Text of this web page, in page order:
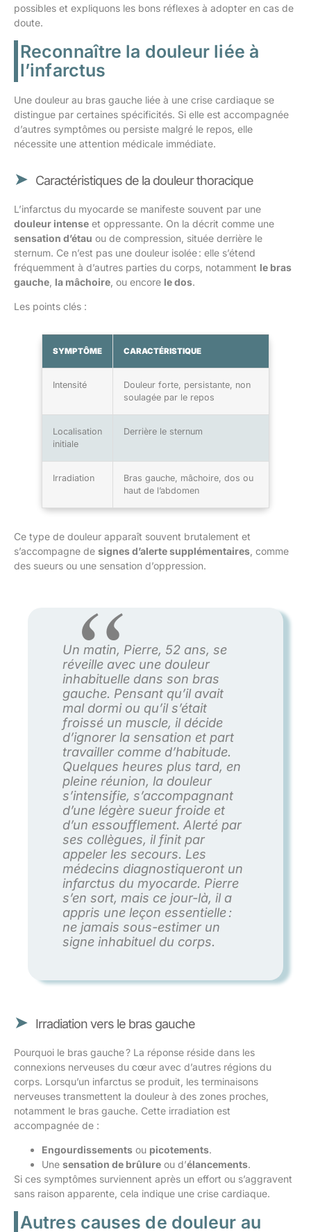
possibles et expliquons les bons réflexes à adopter en cas de
doute.
Reconnaître la douleur liée à
l’infarctus
Une douleur au bras gauche liée à une crise cardiaque se
distingue par certaines spécificités. Si elle est accompagnée
d’autres symptômes ou persiste malgré le repos, elle
nécessite une attention médicale immédiate.
Caractéristiques de la douleur thoracique
L’infarctus du myocarde se manifeste souvent par une
douleur intense et oppressante. On la décrit comme une
sensation d’étau ou de compression, située derrière le
sternum. Ce n’est pas une douleur isolée : elle s’étend
fréquemment à d’autres parties du corps, notamment le bras
gauche la mâchoire , ou encore le dos.
Les points clés :
SYMPTÔME CARACTÉRISTIQUE
Intensité
Douleur forte, persistante, non
soulagée par le repos
Localisation
initiale
Derrière le sternum
Irradiation
Bras gauche, mâchoire, dos ou
haut de l’abdomen
Ce type de douleur apparaît souvent brutalement et
s’accompagne de signes d’alerte supplémentaires , comme
des sueurs ou une sensation d’oppression.
Un matin, Pierre, 52 ans, se
réveille avec une douleur
inhabituelle dans son bras
gauche. Pensant qu’il avait
mal dormi ou qu’il s’était
froissé un muscle, il décide
d’ignorer la sensation et part
travailler comme d’habitude.
Quelques heures plus tard, en
pleine réunion, la douleur
s’intensifie, s’accompagnant
d’une légère sueur froide et
d’un essoufflement. Alerté par
ses collègues, il finit par
appeler les secours. Les
médecins diagnostiqueront un
infarctus du myocarde. Pierre
s’en sort, mais ce jour-là, il a
appris une leçon essentielle :
ne jamais sous-estimer un
signe inhabituel du corps.
Irradiation vers le bras gauche
Pourquoi le bras gauche ? La réponse réside dans les
connexions nerveuses du cœur avec d’autres régions du
corps. Lorsqu’un infarctus se produit, les terminaisons
nerveuses transmettent la douleur à des zones proches,
notamment le bras gauche. Cette irradiation est
accompagnée de :
Engourdissements ou picotements.
Une sensation de brûlure ou d’élancements.
Si ces symptômes surviennent après un effort ou s’aggravent
sans raison apparente, cela indique une crise cardiaque.
Autres causes de douleur au